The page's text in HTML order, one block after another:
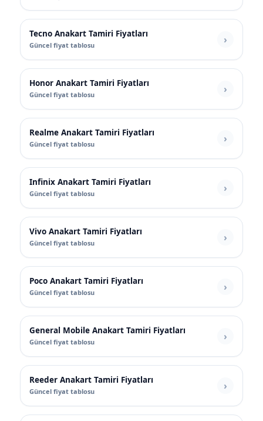
Tecno Anakart Tamiri Fiyatları
Güncel fiyat tablosu
Honor Anakart Tamiri Fiyatları
Güncel fiyat tablosu
Realme Anakart Tamiri Fiyatları
Güncel fiyat tablosu
Infinix Anakart Tamiri Fiyatları
Güncel fiyat tablosu
Vivo Anakart Tamiri Fiyatları
Güncel fiyat tablosu
Poco Anakart Tamiri Fiyatları
Güncel fiyat tablosu
General Mobile Anakart Tamiri Fiyatları
Güncel fiyat tablosu
Reeder Anakart Tamiri Fiyatları
Güncel fiyat tablosu